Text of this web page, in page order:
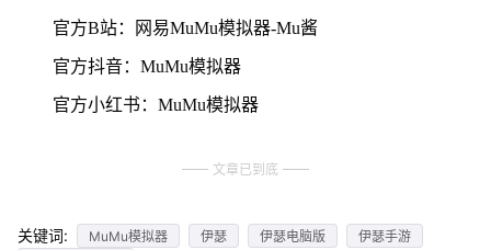
官方B站：网易MuMu模拟器-Mu酱
官方抖音：MuMu模拟器
官方小红书：MuMu模拟器
文章已到底
关键词: MuMu模拟器 伊瑟 伊瑟电脑版
伊瑟手游